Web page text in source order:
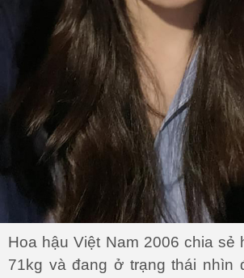
Hoa hậu Việt Nam 2006 chia sẻ
71kg và đang ở trạng thái nhìn